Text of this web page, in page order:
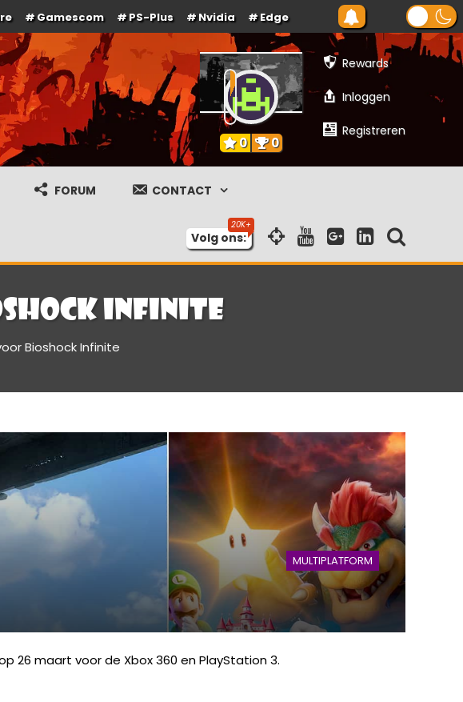
Gamescom PS-Plus Nvidia Edge
Rewards
Inloggen
Registreren
0 0
FORUM CONTACT
Volg ons:
Infinite
Bioshock Infinite
MULTIPLATFORM
26 maart voor de Xbox 360 en PlayStation 3.